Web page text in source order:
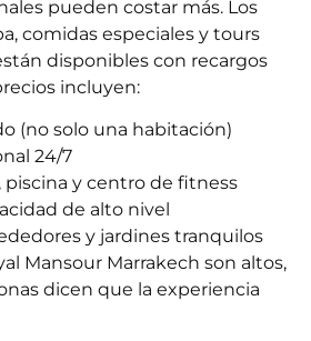
pueden costar más. Los
comidas especiales y tours
disponibles con recargos
incluyen:
(no solo una habitación)
24/7
piscina y centro de fitness
de alto nivel
y jardines tranquilos
Mansour Marrakech son altos,
dicen que la experiencia